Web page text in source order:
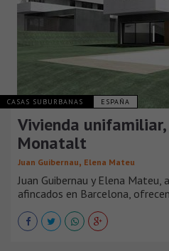
CASAS SUBURBANAS ESPAÑA
Vivienda unifamiliar,
Monatalt
Juan Guibernau, Elena Mateu
Juan Guibernau y Elena
afincados en Barcelona,